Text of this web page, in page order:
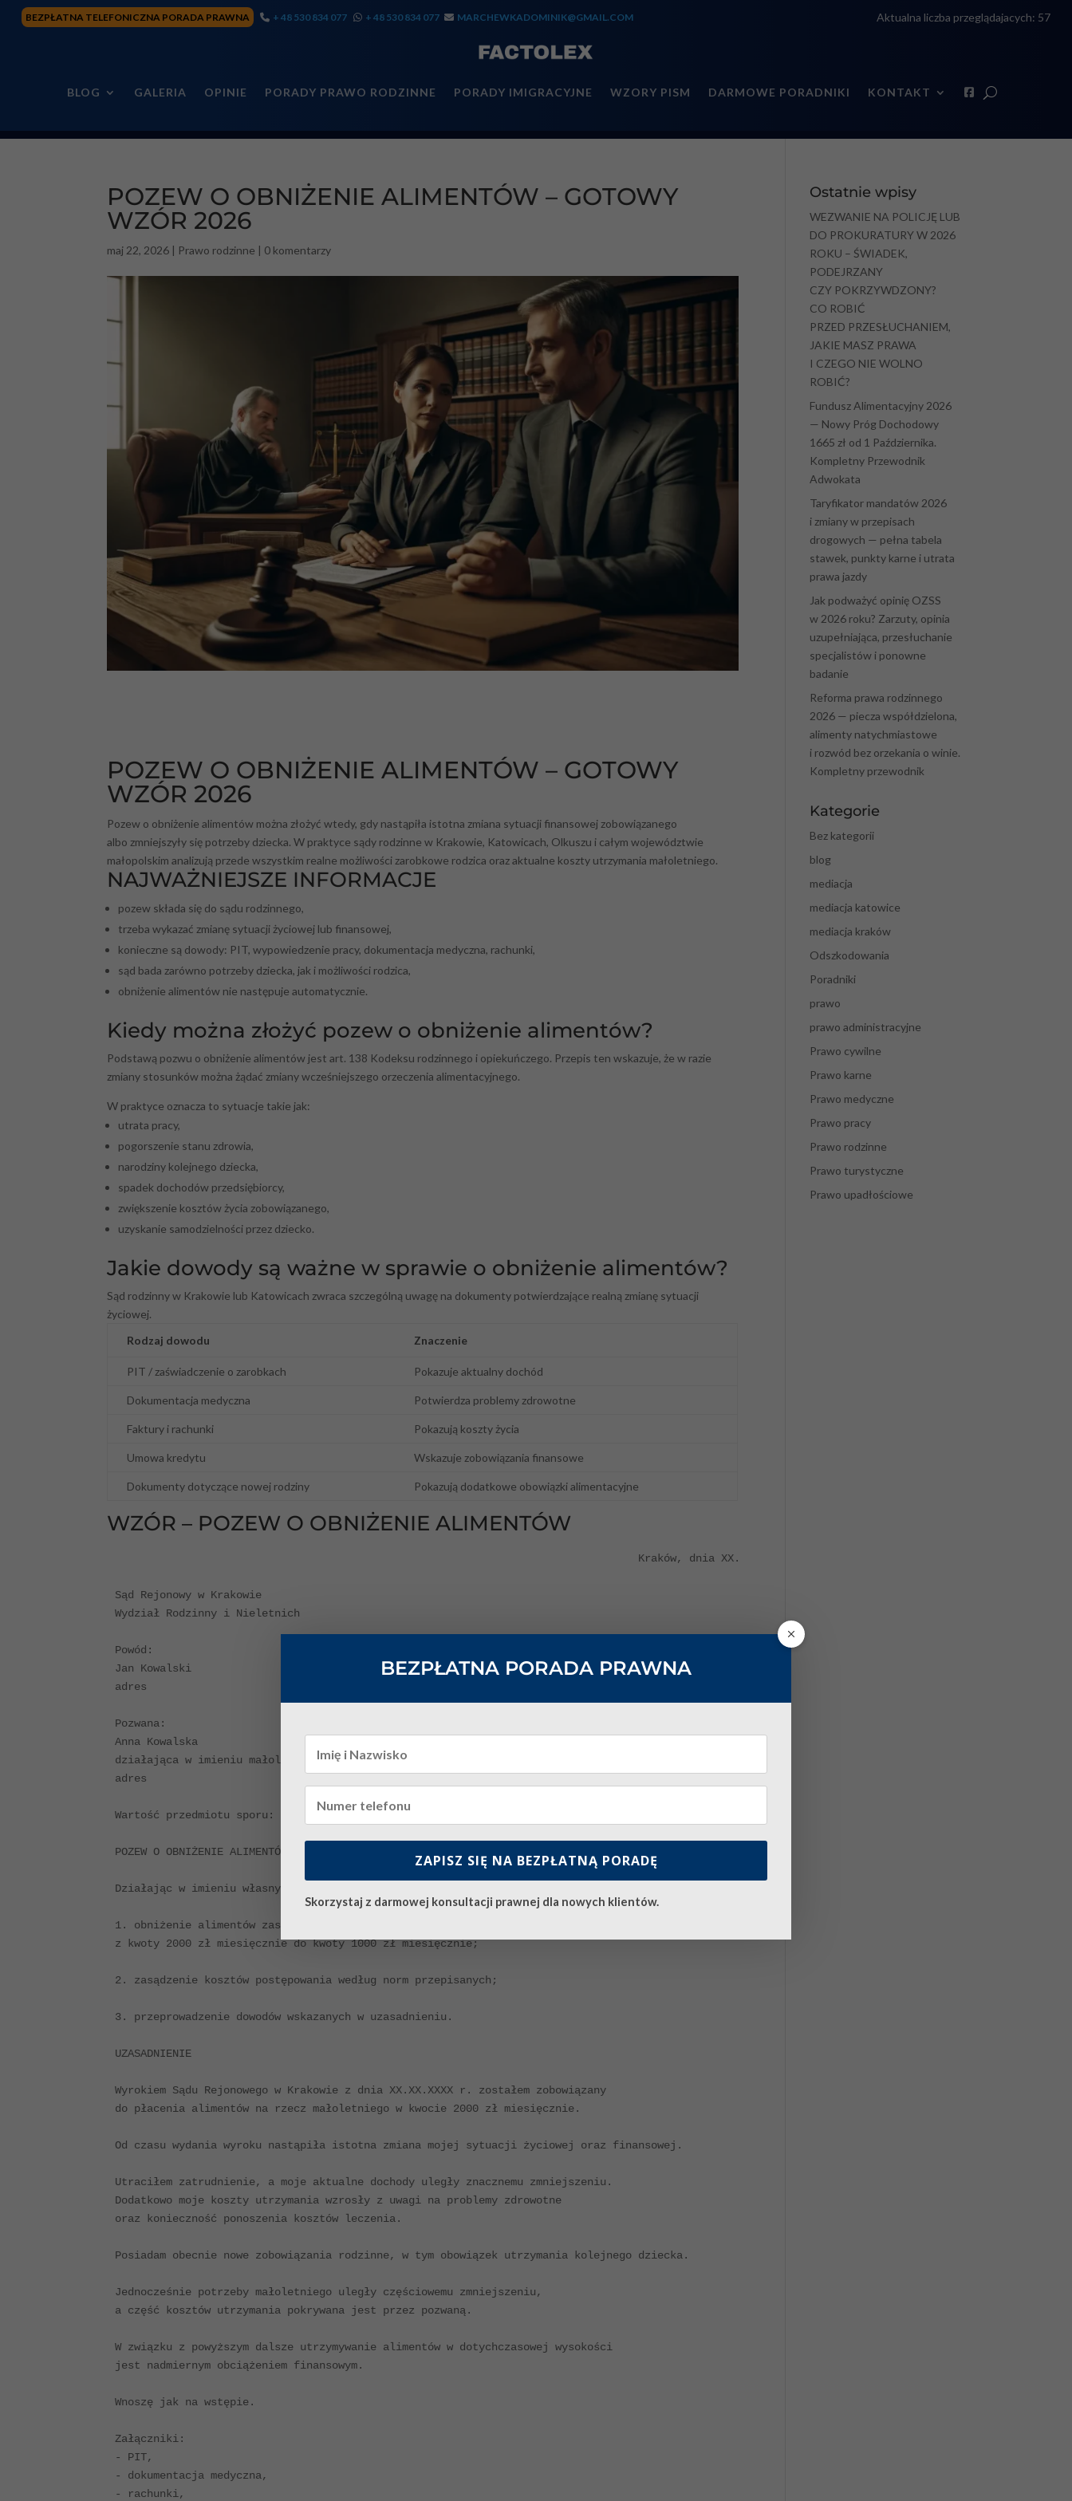
BEZPŁATNA TELEFONICZNA PORADA PRAWNA + 48 530 834 077 + 48 530 834 077 MARCHEWKADOMINIK@GMAIL.COM Aktualna liczba przeglądajacych: 57
BLOG GALERIA OPINIE PORADY PRAWO RODZINNE PORADY IMIGRACYJNE WZORY PISM DARMOWE PORADNIKI KONTAKT
POZEW O OBNIŻENIE ALIMENTÓW – GOTOWY
WZÓR 2026
maj 22, 2026 | Prawo rodzinne | 0 komentarzy
POZEW O OBNIŻENIE ALIMENTÓW – GOTOWY
WZÓR 2026
Pozew o obniżenie alimentów można złożyć wtedy, gdy nastąpiła istotna zmiana sytuacji finansowej zobowiązanego
albo zmniejszyły się potrzeby dziecka. W praktyce sądy rodzinne w Krakowie, Katowicach, Olkuszu i całym województwie
małopolskim analizują przede wszystkim realne możliwości zarobkowe rodzica oraz aktualne koszty utrzymania małoletniego.
NAJWAŻNIEJSZE INFORMACJE
pozew składa się do sądu rodzinnego,
trzeba wykazać zmianę sytuacji życiowej lub finansowej,
konieczne są dowody: PIT, wypowiedzenie pracy, dokumentacja medyczna, rachunki,
sąd bada zarówno potrzeby dziecka, jak i możliwości rodzica,
obniżenie alimentów nie następuje automatycznie.
Kiedy można złożyć pozew o obniżenie alimentów?
Podstawą pozwu o obniżenie alimentów jest art. 138 Kodeksu rodzinnego i opiekuńczego. Przepis ten wskazuje, że w razie
zmiany stosunków można żądać zmiany wcześniejszego orzeczenia alimentacyjnego.
W praktyce oznacza to sytuacje takie jak:
utrata pracy,
pogorszenie stanu zdrowia,
narodziny kolejnego dziecka,
spadek dochodów przedsiębiorcy,
zwiększenie kosztów życia zobowiązanego,
uzyskanie samodzielności przez dziecko.
Jakie dowody są ważne w sprawie o obniżenie alimentów?
Sąd rodzinny w Krakowie lub Katowicach zwraca szczególną uwagę na dokumenty potwierdzające realną zmianę sytuacji
życiowej.
Rodzaj dowodu
Znaczenie
PIT / zaświadczenie o zarobkach Pokazuje aktualny dochód
Dokumentacja medyczna Potwierdza problemy zdrowotne
Faktury i rachunki Pokazują koszty życia
Umowa kredytu Wskazuje zobowiązania finansowe
Dokumenty dotyczące nowej rodziny Pokazują dodatkowe obowiązki alimentacyjne
WZÓR – POZEW O OBNIŻENIE ALIMENTÓW
                                                                                  Kraków, dnia XX.XX.2026 r.
Sąd Rejonowy w Krakowie
Wydział Rodzinny i Nieletnich
Powód:
Jan Kowalski
adres
Pozwana:
Anna Kowalska
działająca w imieniu małoletniego
adres
Wartość przedmiotu sporu: XXXX zł
POZEW O OBNIŻENIE ALIMENTÓW
Działając w imieniu własnym, wnoszę o:
1. obniżenie alimentów zasądzonych wyrokiem Sądu Rejonowego w Krakowie z dnia XX.XX.XXXX r.
z kwoty 2000 zł miesięcznie do kwoty 1000 zł miesięcznie;
2. zasądzenie kosztów postępowania według norm przepisanych;
3. przeprowadzenie dowodów wskazanych w uzasadnieniu.
UZASADNIENIE
Wyrokiem Sądu Rejonowego w Krakowie z dnia XX.XX.XXXX r. zostałem zobowiązany
do płacenia alimentów na rzecz małoletniego w kwocie 2000 zł miesięcznie.
Od czasu wydania wyroku nastąpiła istotna zmiana mojej sytuacji życiowej oraz finansowej.
Utraciłem zatrudnienie, a moje aktualne dochody uległy znacznemu zmniejszeniu.
Dodatkowo moje koszty utrzymania wzrosły z uwagi na problemy zdrowotne
oraz konieczność ponoszenia kosztów leczenia.
Posiadam obecnie nowe zobowiązania rodzinne, w tym obowiązek utrzymania kolejnego dziecka.
Jednocześnie potrzeby małoletniego uległy częściowemu zmniejszeniu,
a część kosztów utrzymania pokrywana jest przez pozwaną.
W związku z powyższym dalsze utrzymywanie alimentów w dotychczasowej wysokości
jest nadmiernym obciążeniem finansowym.
Wnoszę jak na wstępie.
Załączniki:
- PIT,
- dokumentacja medyczna,
- rachunki,
Ostatnie wpisy
WEZWANIE NA POLICJĘ LUB
DO PROKURATURY W 2026
ROKU – ŚWIADEK,
PODEJRZANY
CZY POKRZYWDZONY?
CO ROBIĆ
PRZED PRZESŁUCHANIEM,
JAKIE MASZ PRAWA
I CZEGO NIE WOLNO
ROBIĆ?
Fundusz Alimentacyjny 2026
— Nowy Próg Dochodowy
1665 zł od 1 Października.
Kompletny Przewodnik
Adwokata
Taryfikator mandatów 2026
i zmiany w przepisach
drogowych — pełna tabela
stawek, punkty karne i utrata
prawa jazdy
Jak podważyć opinię OZSS
w 2026 roku? Zarzuty, opinia
uzupełniająca, przesłuchanie
specjalistów i ponowne
badanie
Reforma prawa rodzinnego
2026 — piecza współdzielona,
alimenty natychmiastowe
i rozwód bez orzekania o winie.
Kompletny przewodnik
Kategorie
Bez kategorii
blog
mediacja
mediacja katowice
mediacja kraków
Odszkodowania
Poradniki
prawo
prawo administracyjne
Prawo cywilne
Prawo karne
Prawo medyczne
Prawo pracy
Prawo rodzinne
Prawo turystyczne
Prawo upadłościowe
BEZPŁATNA PORADA PRAWNA
ZAPISZ SIĘ NA BEZPŁATNĄ PORADĘ
Skorzystaj z darmowej konsultacji prawnej dla nowych klientów.